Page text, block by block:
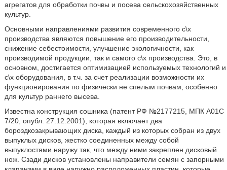
агрегатов для обработки почвы и посева сельскохозяйственных
культур.
Основными направлениями развития современного с\х
производства являются повышение его производительности,
снижение себестоимости, улучшение экологичности, как
производимой продукции, так и самого с\х производства. Это, в
основном, достигается оптимизацией используемых технологий и
с\х оборудования, в т.ч. за счет реализации возможности их
функционирования по физически не спелым почвам, особенно
для культур раннего высева.
Известна конструкция сошника (патент РФ №2177215, МПК А01С
7/20, опубл. 27.12.2001), которая включает два
бороздкозакрывающих диска, каждый из которых собран из двух
выпуклых дисков, жестко соединенных между собой
выпуклостями наружу так, что между ними закреплен дисковый
нож. Сзади дисков установлены направители семян с запорными